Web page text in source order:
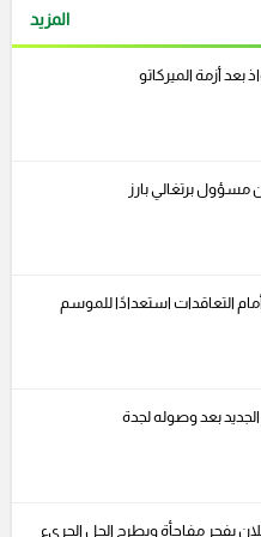
المزيد
بعد أزمة الميركاتو
مسؤول برتغالي بارز
التعاقدات استعدادًا للموسم
بعد وصوله لجدة
يفجر مفاجأة ويطرح الحل الجريء